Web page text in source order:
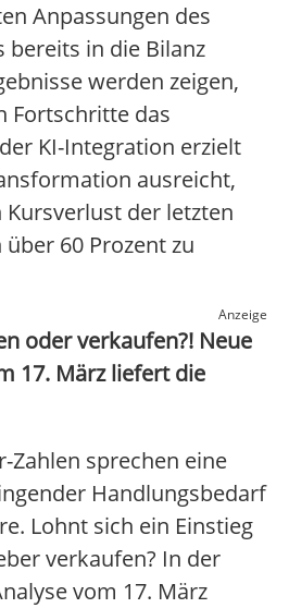
Anpassungen des
bereits in die Bilanz
werden zeigen,
Fortschritte das
KI-Integration erzielt
ausreicht,
der letzten
60 Prozent zu
Anzeige
oder verkaufen?! Neue
17. März liefert die
Zahlen sprechen eine
Handlungsbedarf
Lohnt sich ein Einstieg
verkaufen? In der
vom 17. März